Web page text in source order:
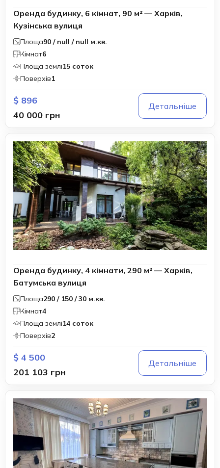
Оренда будинку, 6 кімнат, 90 м² — Харків,
Кузінська вулиця
Площа90 / null / null м.кв.
Кімнат6
Площа землі15 соток
Поверхів1
$ 896
40 000 грн
Детальніше
Оренда будинку, 4 кімнати, 290 м² — Харків,
Батумська вулиця
Площа290 / 150 / 30 м.кв.
Кімнат4
Площа землі14 соток
Поверхів2
$ 4 500
201 103 грн
Детальніше